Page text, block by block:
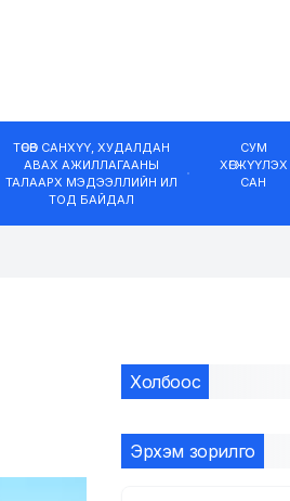
ТӨСӨВ САНХҮҮ, ХУДАЛДАН
АВАХ АЖИЛЛАГААНЫ
ТАЛААРХ МЭДЭЭЛЛИЙН ИЛ
ТОД БАЙДАЛ
СУМ
ХӨГЖҮҮЛЭХ
САН
Холбоос
Эрхэм зорилго